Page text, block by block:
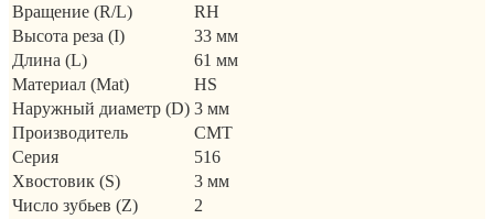
Вращение (R/L)
RH
Высота реза (I)
33 мм
Длина (L)
61 мм
Материал (Mat)
HS
Наружный диаметр (D) 3 мм
Производитель
CMT
Серия
516
Хвостовик (S)
3 мм
Число зубьев (Z)
2